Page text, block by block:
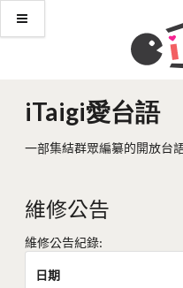
iTaigi愛台語
一部集結群眾編纂的開放台
維修公告
維修公告紀錄:
日期